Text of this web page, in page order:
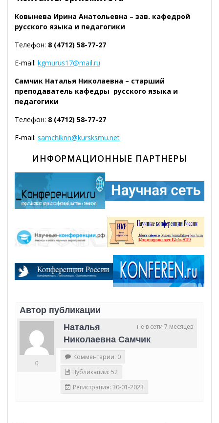
Ковынева Ирина Анатольевна – зав. кафедрой
русского языка и педагогики
Телефон: 8 (4712) 58-77-27
E-mail: kgmurus17@mail.ru
Самчик Наталья Николаевна – старший
преподаватель кафедры русского языка и
педагогики
Телефон: 8 (4712) 58-77-27
E-mail: samchiknn@kursksmu.net
ИНФОРМАЦИОННЫЕ ПАРТНЕРЫ
Автор публикации
не в сети 7 месяцев
Наталья
Николаевна Самчик
0
Комментарии: 0
Публикации: 52
Регистрация: 30-01-2023